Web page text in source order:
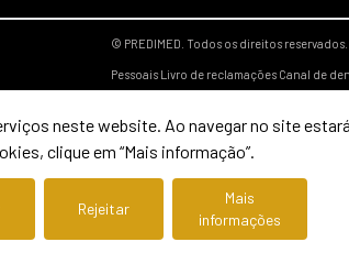
© PREDIMED. Todos os direitos reservados.
PessoaisLivro de reclamações Canal de
neste website. Ao navegar no site
clique em “Mais informação”.
Rejeitar
Mais
informações